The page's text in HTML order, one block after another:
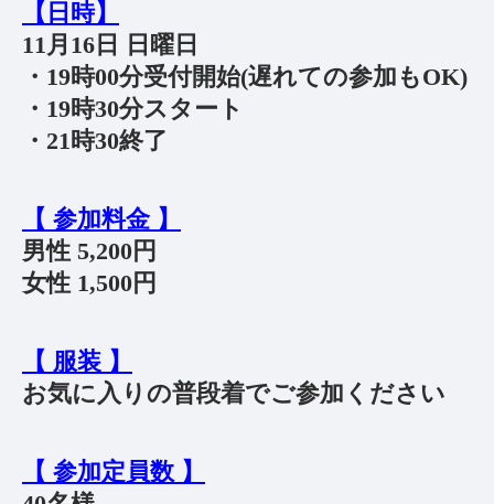
【日時】
11月16日 日曜日
・19時00分受付開始(遅れての参加もOK)
・19時30分スタート
・21時30終了
【 参加料金 】
男性 5,200円
女性 1,500円
【 服装 】
お気に入りの普段着でご参加ください
【 参加定員数 】